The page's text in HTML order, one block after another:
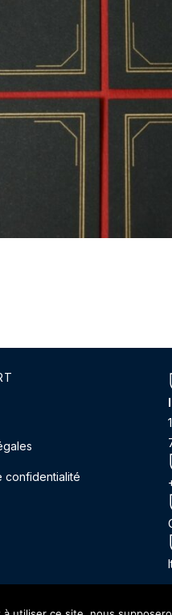
confidentialité